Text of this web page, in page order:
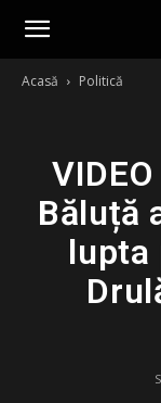
Acasă Politică
Băluță
lupta